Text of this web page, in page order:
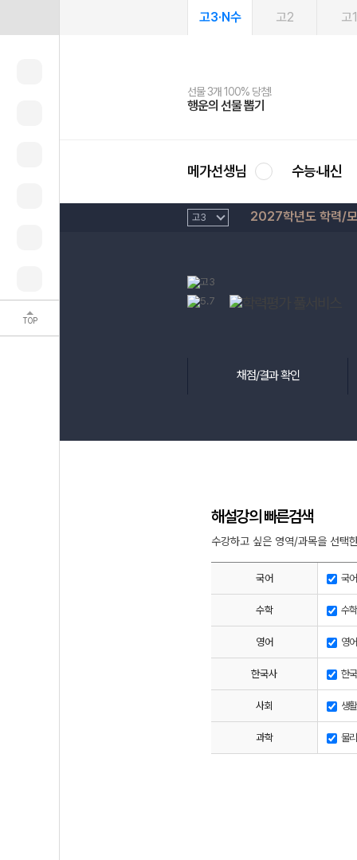
TOP
고3·N수 고2 고1
선물 3개 100% 당첨!
행운의 선물 뽑기
선물 100% 증정!
메가스터디 X 올리브
여름방학 스터디 캐시백
메가런 썸머스쿨
2027 러셀 단과
강사 공개선발
스마트러닝앱
설문 EVENT
메가패스
3일 무료 체험권
메가패스 수강생 무료혜택!
메가클럽 멤버십
사회공헌 캠페인
희망이룸 메가나눔
메가선생님 수능·내신
2027학년도 학력/
채점/결과 확인
해설강의 빠른검색
수강하고 싶은 영역/과목을 선택
국어 국어
수학 수학
영어 영어
한국사 한
사회 생
과학 물